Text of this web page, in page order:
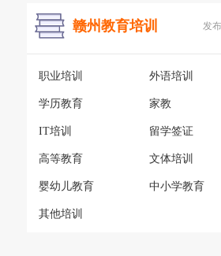
赣州教育培训 发
职业培训 外语培训
学历教育 家教
IT培训 留学签证
高等教育 文体培训
婴幼儿教育 中小学教育
其他培训